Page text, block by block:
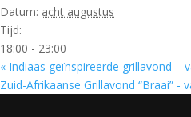
Datum: acht augustus
Tijd:
18:00 - 23:00
« Indiaas geïnspireerde grillavond –
Zuid-Afrikaanse Grillavond “Braai” -